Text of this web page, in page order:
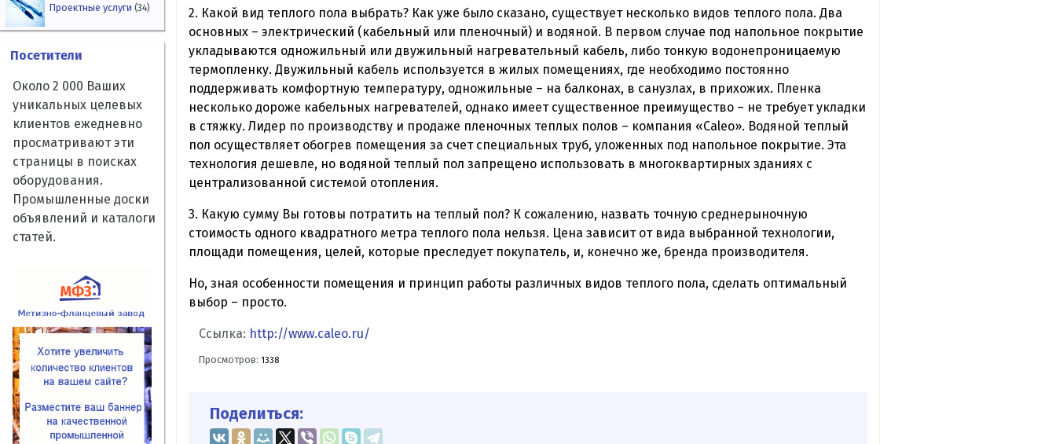
Проектные услуги(34)
Посетители
Около 2 000 Ваших
уникальных целевых
клиентов ежедневно
просматривают эти
страницы в поисках
оборудования.
Промышленные доски
объявлений и каталоги
статей.
2. Какой вид теплого пола выбрать? Как уже было сказано, существует несколько видов теплого пола. Два
основных – электрический (кабельный или пленочный) и водяной. В первом случае под напольное покрытие
укладываются одножильный или двужильный нагревательный кабель, либо тонкую водонепроницаемую
термопленку. Двужильный кабель используется в жилых помещениях, где необходимо постоянно
поддерживать комфортную температуру, одножильные – на балконах, в санузлах, в прихожих. Пленка
несколько дороже кабельных нагревателей, однако имеет существенное преимущество – не требует укладки
в стяжку. Лидер по производству и продаже пленочных теплых полов – компания «Caleo». Водяной теплый
пол осуществляет обогрев помещения за счет специальных труб, уложенных под напольное покрытие. Эта
технология дешевле, но водяной теплый пол запрещено использовать в многоквартирных зданиях с
централизованной системой отопления.
3. Какую сумму Вы готовы потратить на теплый пол? К сожалению, назвать точную среднерыночную
стоимость одного квадратного метра теплого пола нельзя. Цена зависит от вида выбранной технологии,
площади помещения, целей, которые преследует покупатель, и, конечно же, бренда производителя.
Но, зная особенности помещения и принцип работы различных видов теплого пола, сделать оптимальный
выбор – просто.
Ссылка: http://www.caleo.ru/
Просмотров:1338
Поделиться: